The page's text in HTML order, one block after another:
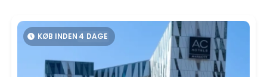
KØB INDEN 4 DAGE